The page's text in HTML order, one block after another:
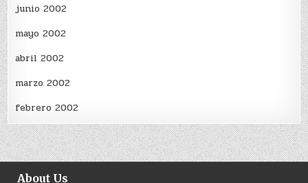
junio 2002
mayo 2002
abril 2002
marzo 2002
febrero 2002
About Us